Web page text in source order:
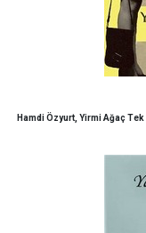
Hamdi Özyurt, Yirmi Ağaç